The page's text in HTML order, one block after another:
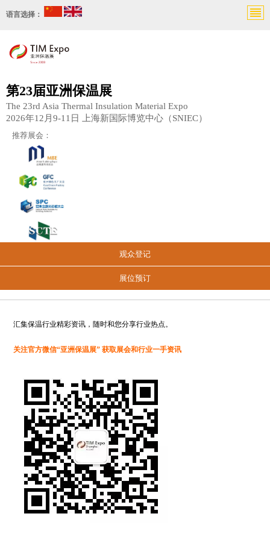
语言选择：
第23届亚洲保温展
The 23rd Asia Thermal Insulation Material Expo
2026年12月9-11日 上海新国际博览中心（SNIEC）
推荐展会：
观众登记
展位预订
汇集保温行业精彩资讯，随时和您分享行业热点。
关注官方微信“亚洲保温展” 获取展会和行业一手资讯